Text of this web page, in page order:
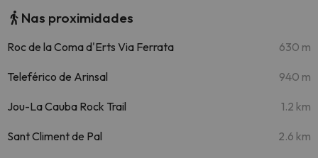
Nas proximidades
Roc de la Coma d'Erts Via Ferrata 630 m
Teleférico de Arinsal 940 m
Jou-La Cauba Rock Trail 1.2 km
Sant Climent de Pal 2.6 km